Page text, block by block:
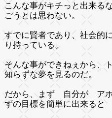
こんな事がキチっと出来る
ごうとは思わない。
すでに賢者であり、社会的
り持っている。
そんな事ができねぇから、
知らずな夢を見るのだ。
だから、まず 自分が アホ
ずの目標を簡単に出来ると